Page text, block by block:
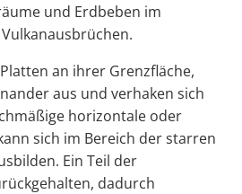
und Erdbeben im
an ihrer Grenzfläche,
aus und verhaken sich
horizontale oder
sich im Bereich der starren
Ein Teil der
dadurch